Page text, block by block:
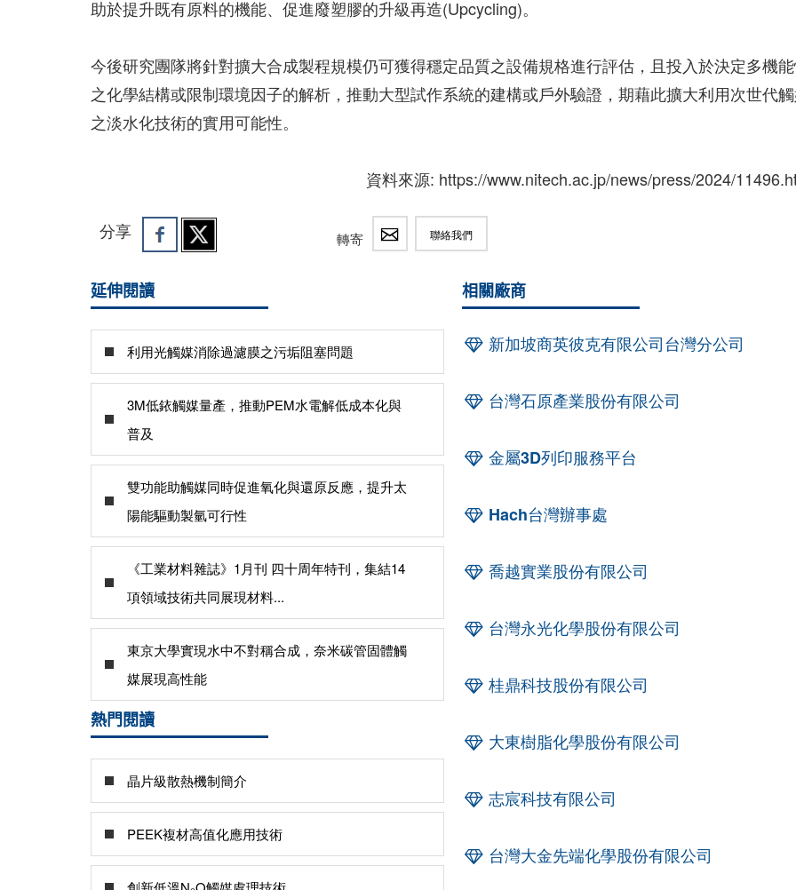
助於提升既有原料的機能、促進廢塑膠的升級再造(Upcycling)。
今後研究團隊將針對擴大合成製程規模仍可獲得穩定品質之設備規格進行評估，且投入於決定多機
之化學結構或限制環境因子的解析，推動大型試作系統的建構或戶外驗證，期藉此擴大利用次世代
之淡水化技術的實用可能性。
資料來源: https://www.nitech.ac.jp/news/press/2024/
分享 轉寄 聯絡我們
延伸閱讀
利用光觸媒消除過濾膜之污垢阻塞問題
3M低銥觸媒量產，推動PEM水電解低成本化與
普及
雙功能助觸媒同時促進氧化與還原反應，提升太
陽能驅動製氫可行性
《工業材料雜誌》1月刊 四十周年特刊，集結14
項領域技術共同展現材料...
東京大學實現水中不對稱合成，奈米碳管固體觸
媒展現高性能
熱門閱讀
晶片級散熱機制簡介
PEEK複材高值化應用技術
相關廠商
新加坡商英彼克有限公司台灣分公司
台灣石原產業股份有限公司
金屬3D列印服務平台
Hach台灣辦事處
喬越實業股份有限公司
台灣永光化學股份有限公司
桂鼎科技股份有限公司
大東樹脂化學股份有限公司
志宸科技有限公司
台灣大金先端化學股份有限公司